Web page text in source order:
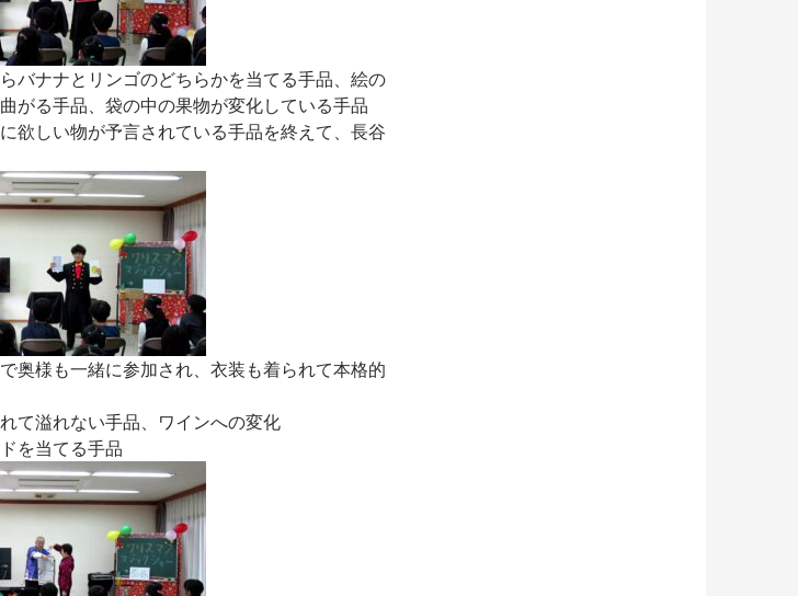
バナナとリンゴのどちらかを当てる手品、絵の
がる手品、袋の中の果物が変化している手品
欲しい物が予言されている手品を終えて、長谷
奥様も一緒に参加され、衣装も着られて本格的
て溢れない手品、ワインへの変化
を当てる手品